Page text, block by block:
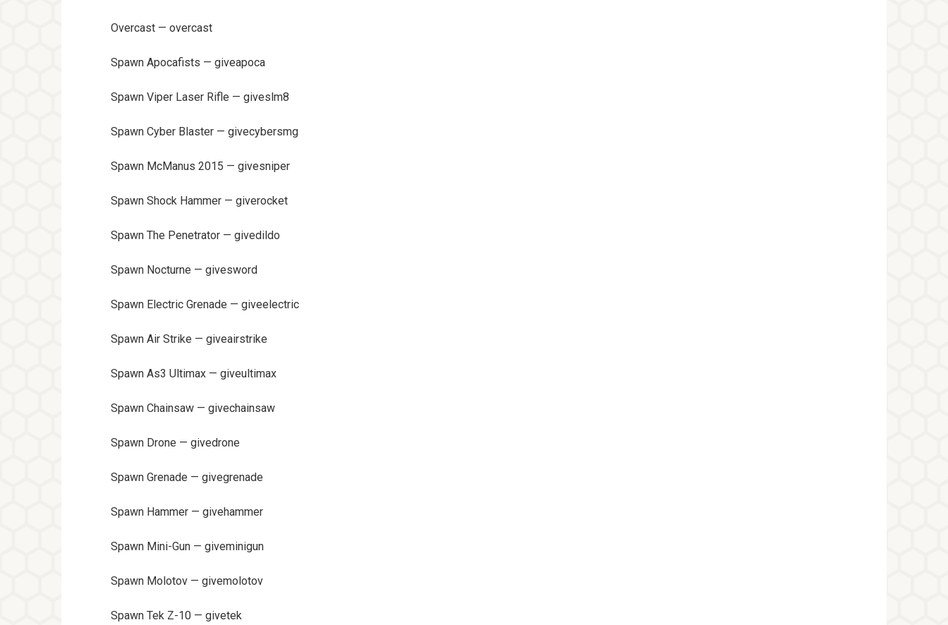
Overcast — overcast
Spawn Apocafists — giveapoca
Spawn Viper Laser Rifle — giveslm8
Spawn Cyber Blaster — givecybersmg
Spawn McManus 2015 — givesniper
Spawn Shock Hammer — giverocket
Spawn The Penetrator — givedildo
Spawn Nocturne — givesword
Spawn Electric Grenade — giveelectric
Spawn Air Strike — giveairstrike
Spawn As3 Ultimax — giveultimax
Spawn Chainsaw — givechainsaw
Spawn Drone — givedrone
Spawn Grenade — givegrenade
Spawn Hammer — givehammer
Spawn Mini-Gun — giveminigun
Spawn Molotov — givemolotov
Spawn Tek Z-10 — givetek